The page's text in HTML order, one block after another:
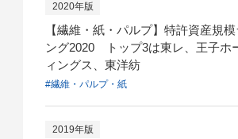
2020年版
【繊維・紙・パルプ】特許資産規
ング2020 トップ3は東レ、王子ホ
ィングス、東洋紡
#繊維・パルプ・紙
2019年版